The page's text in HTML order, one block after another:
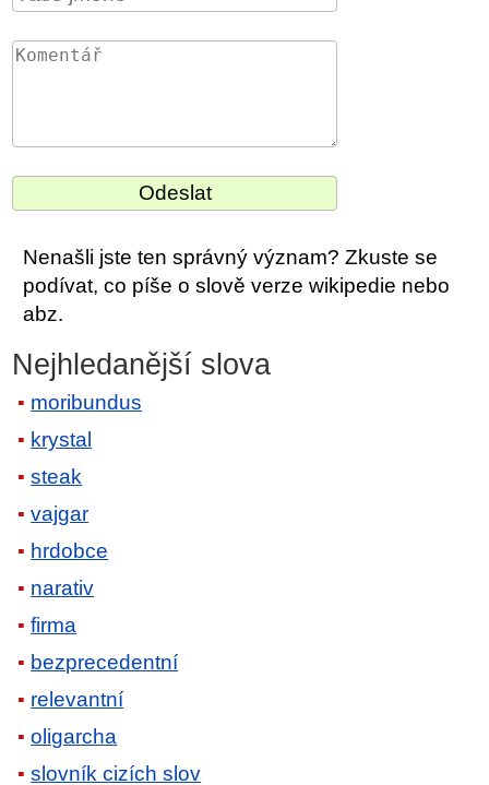
Nenašli jste ten správný význam? Zkuste se
podívat, co píše o slově verze wikipedie nebo
abz.
Nejhledanější slova
moribundus
krystal
steak
vajgar
hrdobce
narativ
firma
bezprecedentní
relevantní
oligarcha
slovník cizích slov